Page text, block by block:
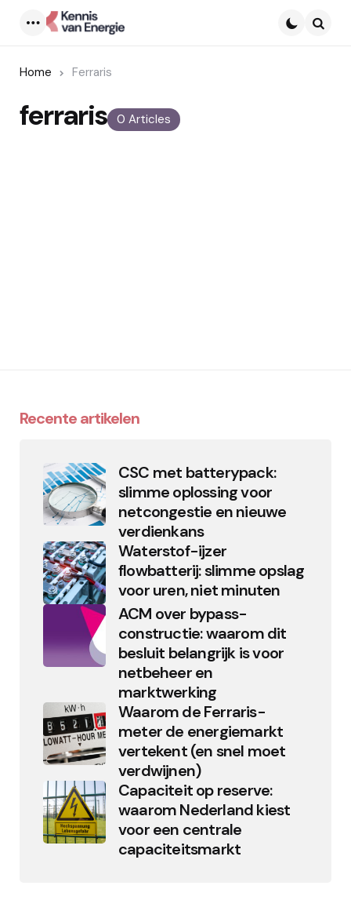
Home Ferraris
0 Articles
ferraris
Recente artikelen
CSC met batterypack:
slimme oplossing voor
netcongestie en nieuwe
verdienkans
Waterstof-ijzer
flowbatterij: slimme opslag
voor uren, niet minuten
ACM over bypass-
constructie: waarom dit
besluit belangrijk is voor
netbeheer en
marktwerking
Waarom de Ferraris-
meter de energiemarkt
vertekent (en snel moet
verdwijnen)
Capaciteit op reserve:
waarom Nederland kiest
voor een centrale
capaciteitsmarkt